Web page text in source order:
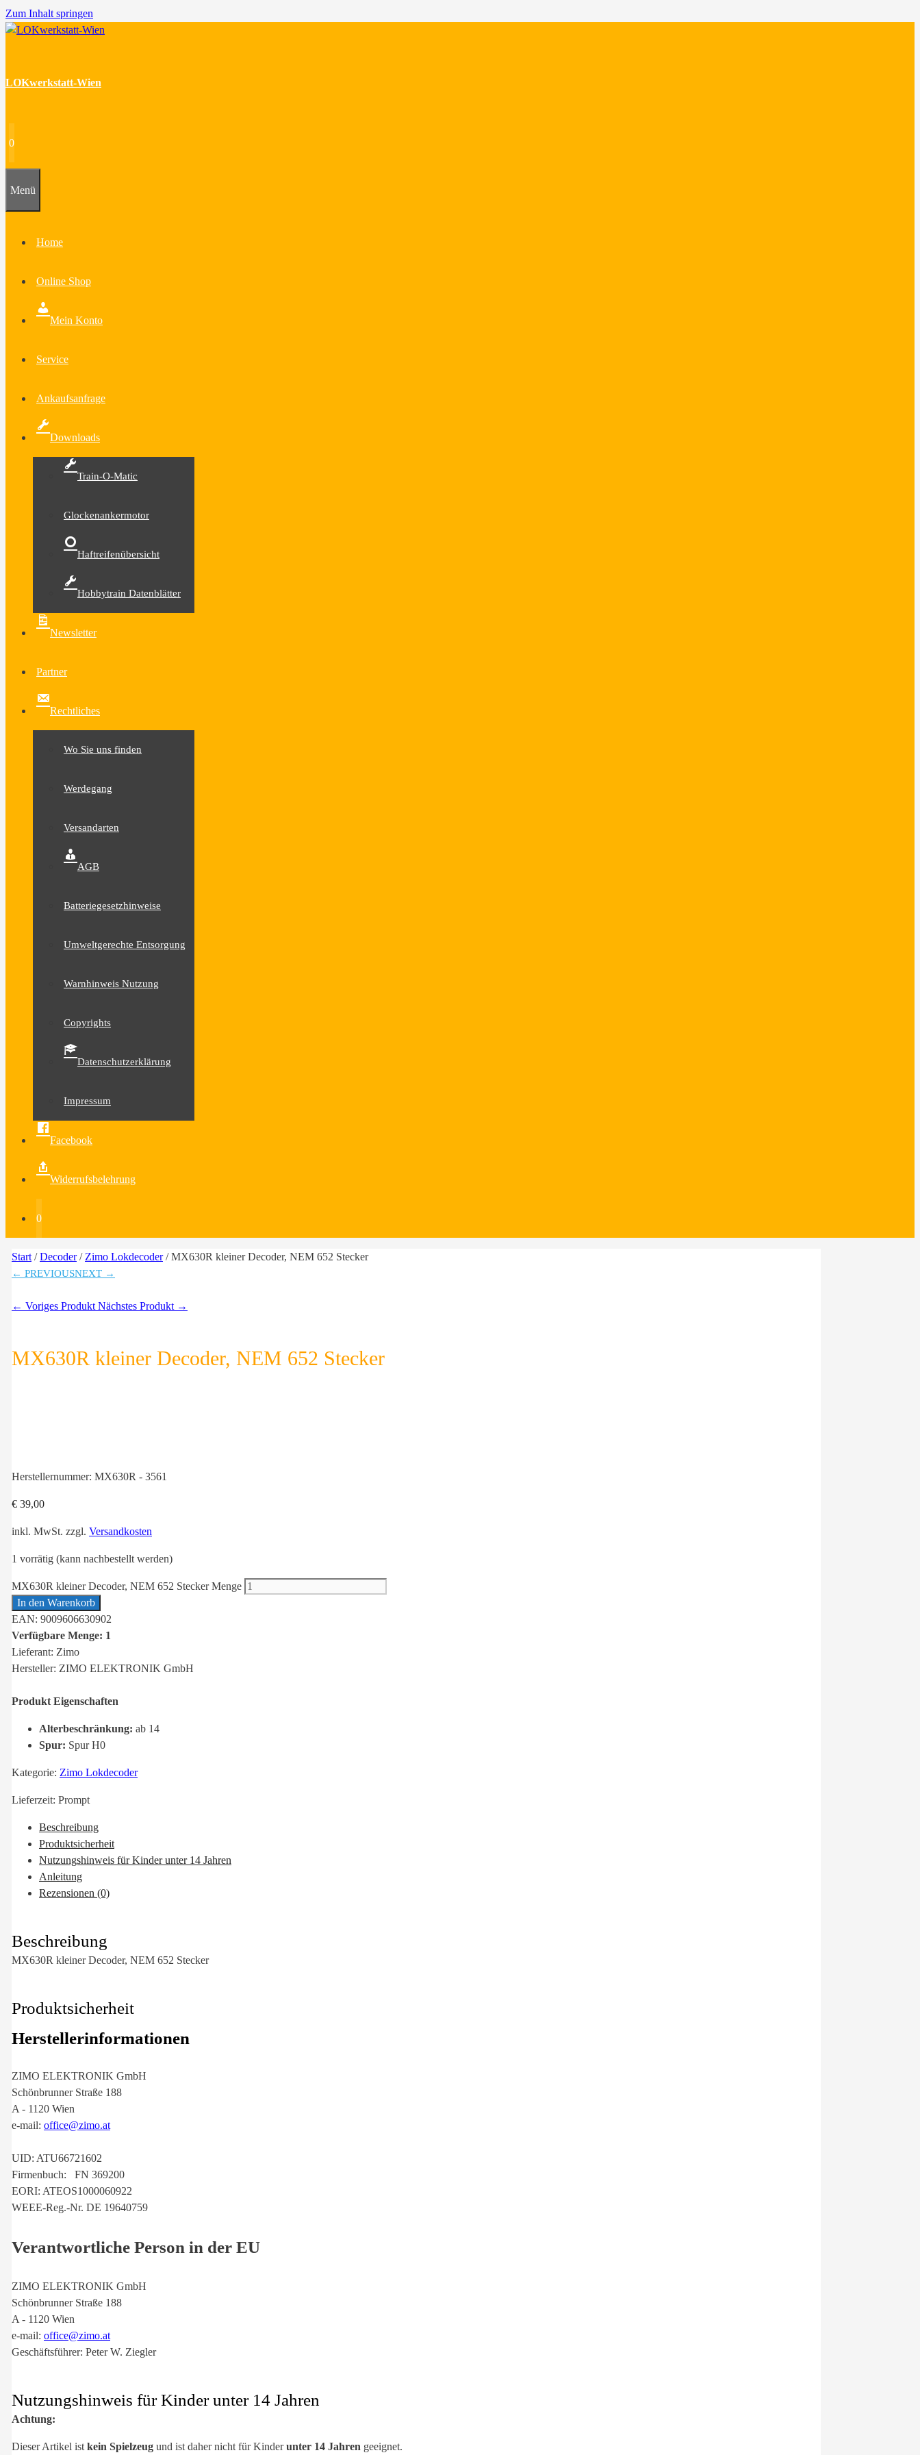
Zum Inhalt springen
LOKwerkstatt-Wien
0
Menü
Home
Online Shop
Mein Konto
Service
Ankaufsanfrage
Downloads
Train-O-Matic
Glockenankermotor
Haftreifenübersicht
Hobbytrain Datenblätter
Newsletter
Partner
Rechtliches
Wo Sie uns finden
Werdegang
Versandarten
AGB
Batteriegesetzhinweise
Umweltgerechte Entsorgung
Warnhinweis Nutzung
Copyrights
Datenschutzerklärung
Impressum
Facebook
Widerrufsbelehrung
0
Start /Decoder/ Zimo Lokdecoder/ MX630R kleiner Decoder, NEM 652 Stecker
← PREVIOUSNEXT →
← Voriges Produkt Nächstes Produkt →
MX630R kleiner Decoder, NEM 652 Stecker
Herstellernummer: MX630R - 3561
€ 39,00
inkl. MwSt. zzgl. Versandkosten
1 vorrätig (kann nachbestellt werden)
MX630R kleiner Decoder, NEM 652 Stecker Menge
In den Warenkorb
EAN: 9009606630902
Verfügbare Menge: 1
Lieferant: Zimo
Hersteller: ZIMO ELEKTRONIK GmbH
Produkt Eigenschaften
Alterbeschränkung: ab 14
Spur: Spur H0
Kategorie: Zimo Lokdecoder
Lieferzeit: Prompt
Beschreibung
Produktsicherheit
Nutzungshinweis für Kinder unter 14 Jahren
Anleitung
Rezensionen (0)
Beschreibung
MX630R kleiner Decoder, NEM 652 Stecker
Produktsicherheit
Herstellerinformationen
ZIMO ELEKTRONIK GmbH
Schönbrunner Straße 188
A - 1120 Wien
e-mail: office@zimo.at
UID: ATU66721602
Firmenbuch: FN 369200
EORI: ATEOS1000060922
WEEE-Reg.-Nr. DE 19640759
Verantwortliche Person in der EU
ZIMO ELEKTRONIK GmbH
Schönbrunner Straße 188
A - 1120 Wien
e-mail: office@zimo.at
Geschäftsführer: Peter W. Ziegler
Nutzungshinweis für Kinder unter 14 Jahren
Achtung:
Dieser Artikel ist kein Spielzeug und ist daher nicht für Kinderunter 14 Jahren geeignet.